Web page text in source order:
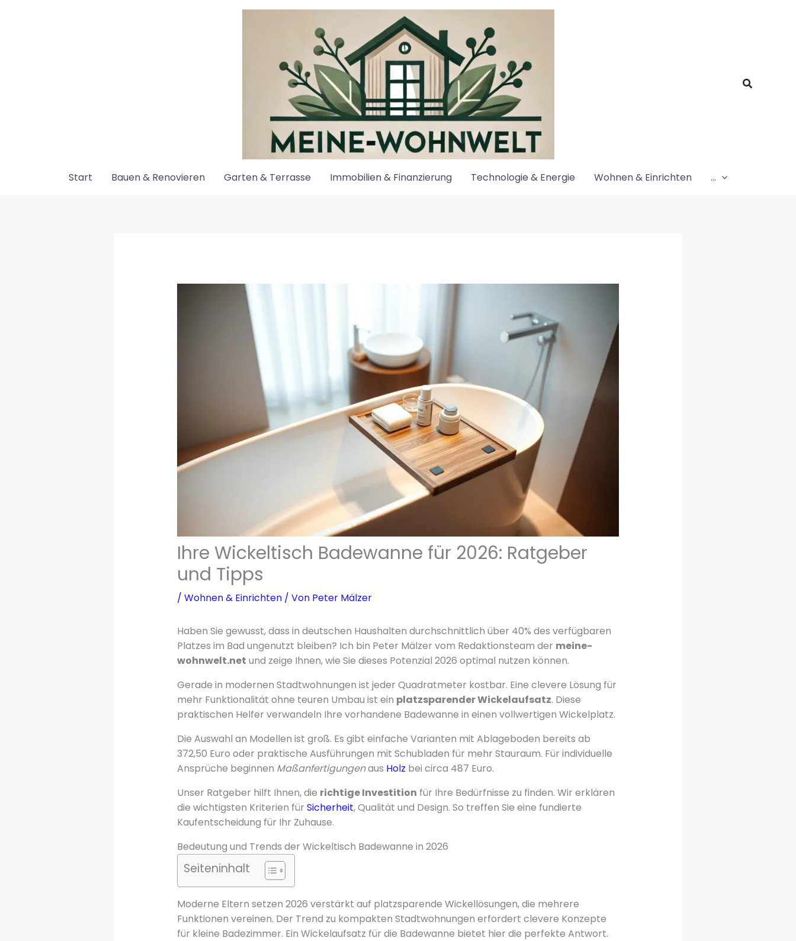
Suchen
Start Bauen & Renovieren Garten & Terrasse Immobilien & Finanzierung Technologie & Energie Wohnen & Einrichten …
Ihre Wickeltisch Badewanne für 2026: Ratgeber
und Tipps
/ Wohnen & Einrichten/ Von Peter Mälzer
Haben Sie gewusst, dass in deutschen Haushalten durchschnittlich über 40% des verfügbaren
Platzes im Bad ungenutzt bleiben? Ich bin Peter Mälzer vom Redaktionsteam der meine-
wohnwelt.net und zeige Ihnen, wie Sie dieses Potenzial 2026 optimal nutzen können.
Gerade in modernen Stadtwohnungen ist jeder Quadratmeter kostbar. Eine clevere Lösung für
mehr Funktionalität ohne teuren Umbau ist ein platzsparender Wickelaufsatz. Diese
praktischen Helfer verwandeln Ihre vorhandene Badewanne in einen vollwertigen Wickelplatz.
Die Auswahl an Modellen ist groß. Es gibt einfache Varianten mit Ablageboden bereits ab
372,50 Euro oder praktische Ausführungen mit Schubladen für mehr Stauraum. Für individuelle
Ansprüche beginnen Maßanfertigungenaus Holz bei circa 487 Euro.
Unser Ratgeber hilft Ihnen, die richtige Investition für Ihre Bedürfnisse zu finden. Wir erklären
die wichtigsten Kriterien für Sicherheit, Qualität und Design. So treffen Sie eine fundierte
Kaufentscheidung für Ihr Zuhause.
Bedeutung und Trends der Wickeltisch Badewanne in 2026
Seiteninhalt
Moderne Eltern setzen 2026 verstärkt auf platzsparende Wickellösungen, die mehrere
Funktionen vereinen. Der Trend zu kompakten Stadtwohnungen erfordert clevere Konzepte
für kleine Badezimmer. Ein Wickelaufsatz für die Badewanne bietet hier die perfekte Antwort.